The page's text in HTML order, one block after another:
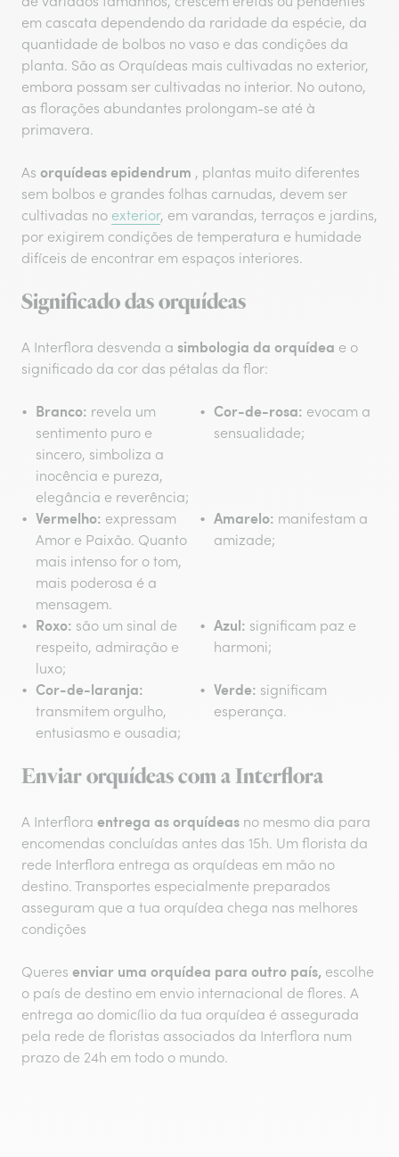
em cascata dependendo da raridade da espécie, da
quantidade de bolbos no vaso e das condições da
planta. São as Orquídeas mais cultivadas no exterior,
embora possam ser cultivadas no interior. No outono,
as florações abundantes prolongam-se até à
primavera.
As orquídeas epidendrum , plantas muito diferentes
sem bolbos e grandes folhas carnudas, devem ser
cultivadas no exterior, em varandas, terraços e jardins,
por exigirem condições de temperatura e humidade
difíceis de encontrar em espaços interiores.
Significado das orquídeas
A Interflora desvenda a simbologia da orquídea e o
significado da cor das pétalas da flor:
Branco: revela um
sentimento puro e
sincero, simboliza a
inocência e pureza,
elegância e reverência;
Cor-de-rosa: evocam a
sensualidade;
Vermelho: expressam
Amor e Paixão. Quanto
mais intenso for o tom,
mais poderosa é a
mensagem.
Amarelo: manifestam a
amizade;
Roxo: são um sinal de
respeito, admiração e
luxo;
Azul: significam paz e
harmoni;
Cor-de-laranja:
transmitem orgulho,
entusiasmo e ousadia;
Verde: significam
esperança.
Enviar orquídeas com a Interflora
A Interflora entrega as orquídeas no mesmo dia para
encomendas concluídas antes das 15h. Um florista da
rede Interflora entrega as orquídeas em mão no
destino. Transportes especialmente preparados
asseguram que a tua orquídea chega nas melhores
condições
Queres enviar uma orquídea para outro país, escolhe
o país de destino em envio internacional de flores. A
entrega ao domicílio da tua orquídea é assegurada
pela rede de floristas associados da Interflora num
prazo de 24h em todo o mundo.